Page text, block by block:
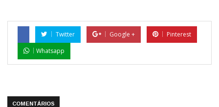
Twitter Google +
Pinterest
Whatsapp
COMENTÁRIOS